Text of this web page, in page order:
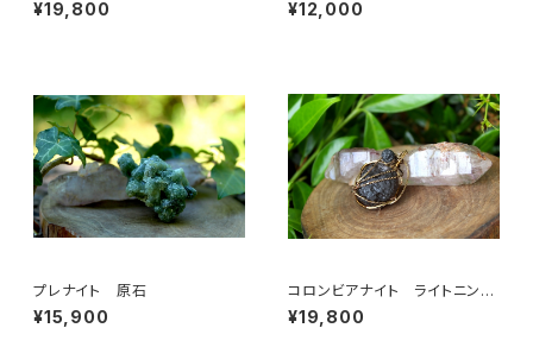
ディアンエンジェルと繋げる石
¥19,800 ¥12,000
プレナイト 原石
¥15,900
コロンビアナイト ライトニング
ストーン 霊的世界との接触
新しい人生を切り開く
¥19,800